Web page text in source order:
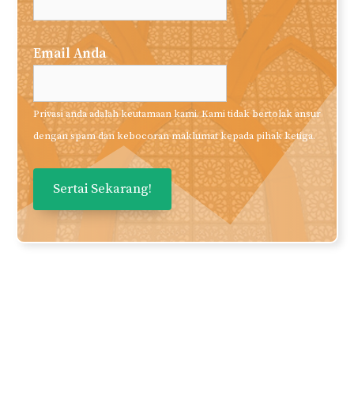
Email Anda
Privasi anda adalah keutamaan kami. Kami tidak bertolak ansur
dengan spam dan kebocoran maklumat kepada pihak ketiga.